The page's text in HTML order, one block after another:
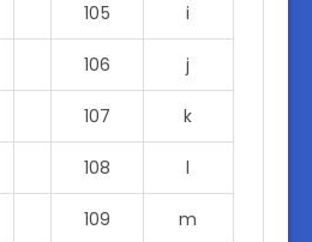
105 i
106 j
107 k
108 l
109 m